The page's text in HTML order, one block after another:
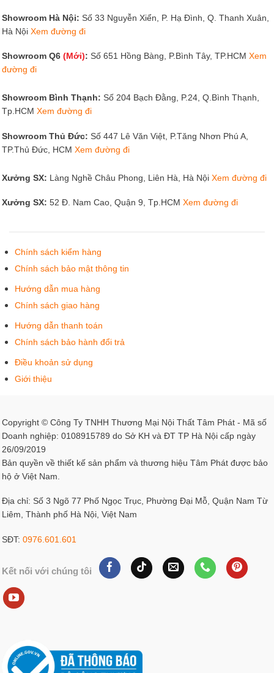
Showroom Hà Nội: Số 33 Nguyễn Xiển, P. Hạ Đình, Q. Thanh Xuân,
Hà Nội Xem đường đi
Showroom Q6 (Mới): Số 651 Hồng Bàng, P.Bình Tây, TP.HCM Xem
đường đi
Showroom Bình Thạnh: Số 204 Bạch Đằng, P.24, Q.Bình Thạnh,
Tp.HCM Xem đường đi
Showroom Thủ Đức: Số 447 Lê Văn Việt, P.Tăng Nhơn Phú A,
TP.Thủ Đức, HCM Xem đường đi
Xưởng SX: Làng Nghề Châu Phong, Liên Hà, Hà Nội Xem đường đi
Xưởng SX: 52 Đ. Nam Cao, Quận 9, Tp.HCM Xem đường đi
Chính sách kiểm hàng
Chính sách bảo mật thông tin
Hướng dẫn mua hàng
Chính sách giao hàng
Hướng dẫn thanh toán
Chính sách bảo hành đổi trả
Điều khoản sử dụng
Giới thiệu
Copyright © Công Ty TNHH Thương Mại Nội Thất Tâm Phát - Mã số
Doanh nghiệp: 0108915789 do Sở KH và ĐT TP Hà Nội cấp ngày
26/09/2019
Bản quyền về thiết kế sản phẩm và thương hiệu Tâm Phát được bảo
hộ ở Việt Nam.
Địa chỉ: Số 3 Ngõ 77 Phố Ngọc Trục, Phường Đại Mỗ, Quận Nam Từ
Liêm, Thành phố Hà Nội, Việt Nam
SĐT: 0976.601.601
Kết nối với chúng tôi